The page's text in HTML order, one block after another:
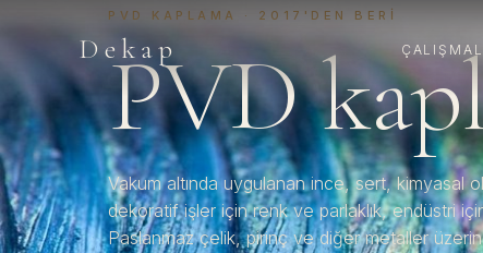
Dekap
PVD KAPLAMA · 2017'DEN BERI
PVD
Vakum altında uygulanan ince, sert, kimyasal
dekoratif işler için renk ve parlaklık, endüstri
Paslanmaz çelik, pirinç ve diğer metaller